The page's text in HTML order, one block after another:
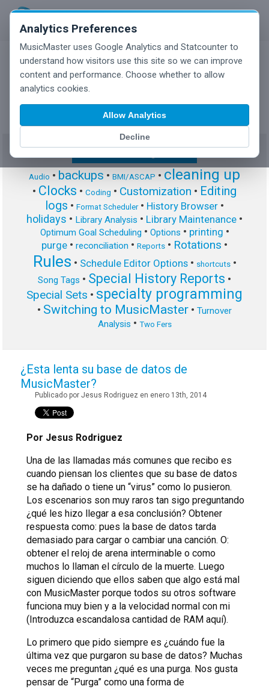
Analytics Preferences
MusicMaster uses Google Analytics and Statcounter to
understand how visitors use this site so we can improve
content and performance. Choose whether to allow
analytics cookies.
Allow Analytics
Decline
MusicMaster Blog
Audio • backups • BMI/ASCAP • cleaning up
• Clocks • Coding • Customization • Editing
logs • Format Scheduler• History Browser •
holidays • Library Analysis • Library Maintenance •
Optimum Goal Scheduling • Options • printing •
purge • reconciliation • Reports • Rotations •
Rules • Schedule Editor Options• shortcuts•
Song Tags • Special History Reports •
Special Sets • specialty programming
• Switching to MusicMaster • Turnover
Analysis • Two Fers
¿Esta lenta su base de datos de
MusicMaster?
Publicado por Jesus Rodriguez en enero 13th, 2014
Por Jesus Rodriguez
Una de las llamadas más comunes que recibo es
cuando piensan los clientes que su base de datos
se ha dañado o tiene un “virus” como lo pusieron.
Los escenarios son muy raros tan sigo preguntando
¿qué les hizo llegar a esa conclusión? Obtener
respuesta como: pues la base de datos tarda
demasiado para cargar o cambiar una canción. O:
obtener el reloj de arena interminable o como
muchos lo llaman el círculo de la muerte. Luego
siguen diciendo que ellos saben que algo está mal
con MusicMaster porque todos su otros software
funciona muy bien y a la velocidad normal con mi
(Introduzca escandalosa cantidad de RAM aquí).
Lo primero que pido siempre es ¿cuándo fue la
última vez que purgaron su base de datos? Muchas
veces me preguntan ¿qué es una purga. Nos gusta
pensar de “Purga” como una forma de